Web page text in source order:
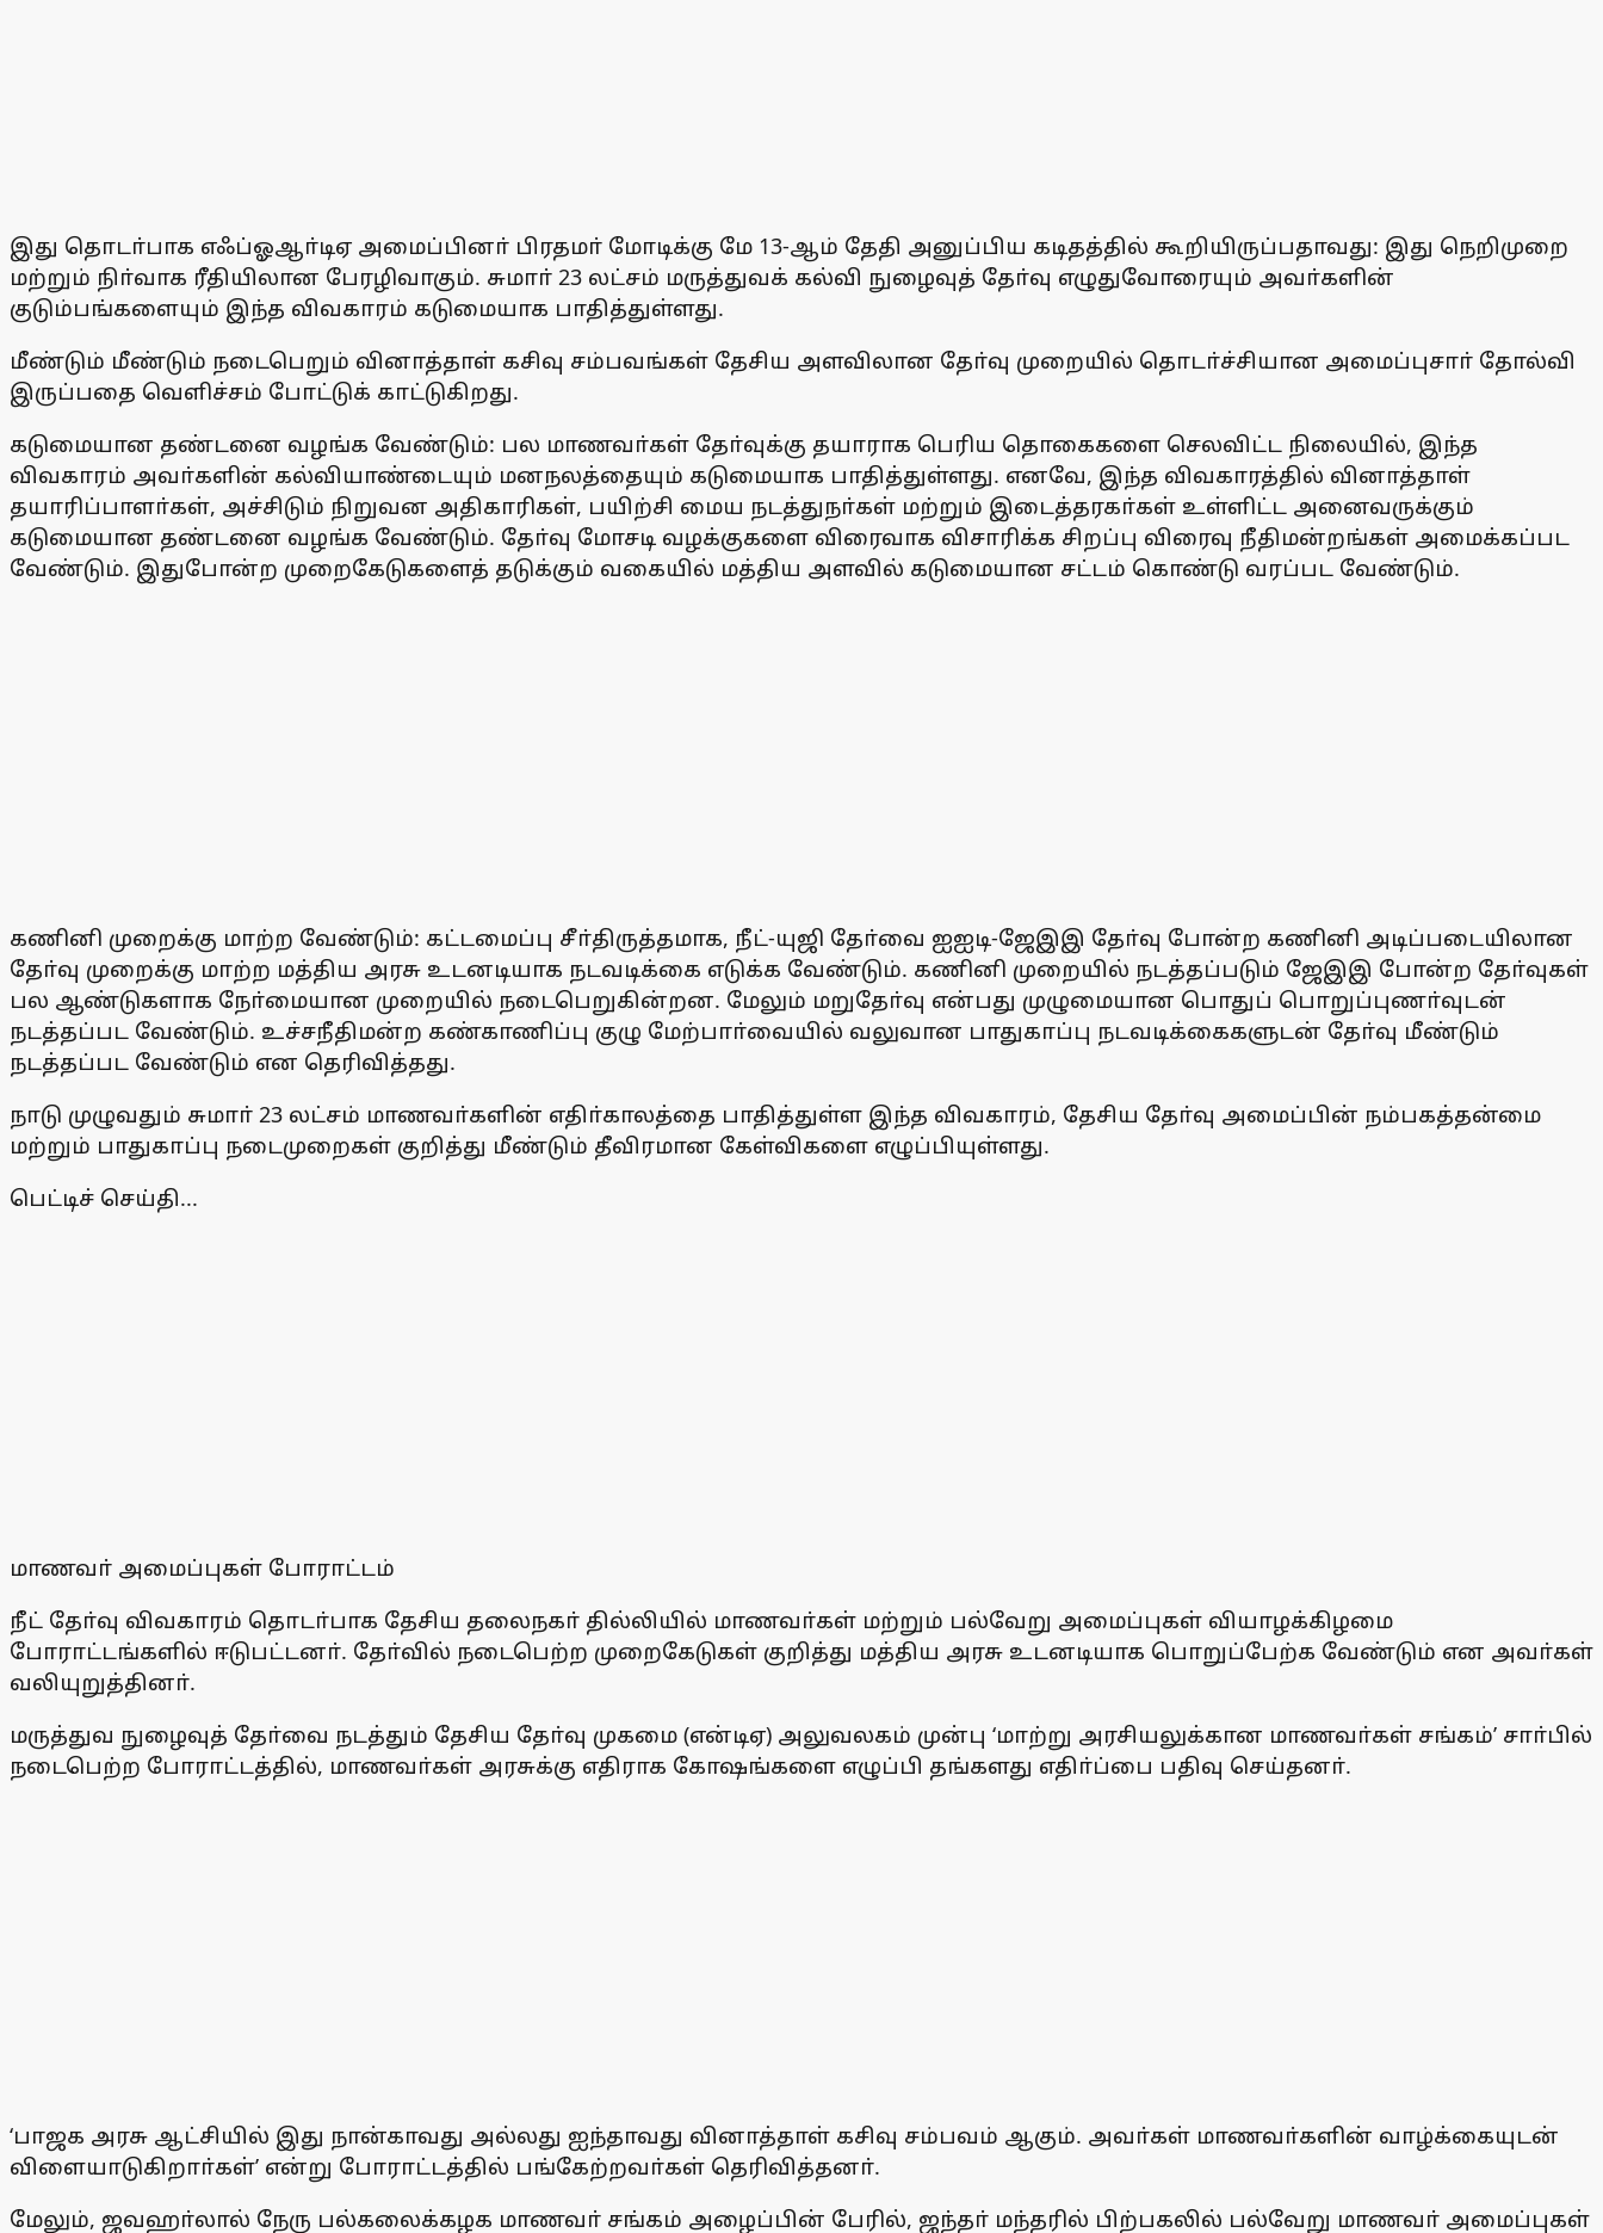
இது தொடா்பாக எஃப்ஓஆா்டிஏ அமைப்பினா் பிரதமா் மோடிக்கு மே 13-ஆம் தேதி அனுப்பிய கடிதத்தில் கூறியிருப்பதாவது: இது நெறிமுறை
மற்றும் நிா்வாக ரீதியிலான பேரழிவாகும். சுமாா் 23 லட்சம் மருத்துவக் கல்வி நுழைவுத் தோ்வு எழுதுவோரையும் அவா்களின்
குடும்பங்களையும் இந்த விவகாரம் கடுமையாக பாதித்துள்ளது.
மீண்டும் மீண்டும் நடைபெறும் வினாத்தாள் கசிவு சம்பவங்கள் தேசிய அளவிலான தோ்வு முறையில் தொடா்ச்சியான அமைப்புசாா் தோல்வி
இருப்பதை வெளிச்சம் போட்டுக் காட்டுகிறது.
கடுமையான தண்டனை வழங்க வேண்டும்: பல மாணவா்கள் தோ்வுக்கு தயாராக பெரிய தொகைகளை செலவிட்ட நிலையில், இந்த
விவகாரம் அவா்களின் கல்வியாண்டையும் மனநலத்தையும் கடுமையாக பாதித்துள்ளது. எனவே, இந்த விவகாரத்தில் வினாத்தாள்
தயாரிப்பாளா்கள், அச்சிடும் நிறுவன அதிகாரிகள், பயிற்சி மைய நடத்துநா்கள் மற்றும் இடைத்தரகா்கள் உள்ளிட்ட அனைவருக்கும்
கடுமையான தண்டனை வழங்க வேண்டும். தோ்வு மோசடி வழக்குகளை விரைவாக விசாரிக்க சிறப்பு விரைவு நீதிமன்றங்கள் அமைக்கப்பட
வேண்டும். இதுபோன்ற முறைகேடுகளைத் தடுக்கும் வகையில் மத்திய அளவில் கடுமையான சட்டம் கொண்டு வரப்பட வேண்டும்.
கணினி முறைக்கு மாற்ற வேண்டும்: கட்டமைப்பு சீா்திருத்தமாக, நீட்-யுஜி தோ்வை ஐஐடி-ஜேஇஇ தோ்வு போன்ற கணினி அடிப்படையிலான
தோ்வு முறைக்கு மாற்ற மத்திய அரசு உடனடியாக நடவடிக்கை எடுக்க வேண்டும். கணினி முறையில் நடத்தப்படும் ஜேஇஇ போன்ற தோ்வுகள்
பல ஆண்டுகளாக நோ்மையான முறையில் நடைபெறுகின்றன. மேலும் மறுதோ்வு என்பது முழுமையான பொதுப் பொறுப்புணா்வுடன்
நடத்தப்பட வேண்டும். உச்சநீதிமன்ற கண்காணிப்பு குழு மேற்பாா்வையில் வலுவான பாதுகாப்பு நடவடிக்கைகளுடன் தோ்வு மீண்டும்
நடத்தப்பட வேண்டும் என தெரிவித்தது.
நாடு முழுவதும் சுமாா் 23 லட்சம் மாணவா்களின் எதிா்காலத்தை பாதித்துள்ள இந்த விவகாரம், தேசிய தோ்வு அமைப்பின் நம்பகத்தன்மை
மற்றும் பாதுகாப்பு நடைமுறைகள் குறித்து மீண்டும் தீவிரமான கேள்விகளை எழுப்பியுள்ளது.
பெட்டிச் செய்தி...
மாணவா் அமைப்புகள் போராட்டம்
நீட் தோ்வு விவகாரம் தொடா்பாக தேசிய தலைநகா் தில்லியில் மாணவா்கள் மற்றும் பல்வேறு அமைப்புகள் வியாழக்கிழமை
போராட்டங்களில் ஈடுபட்டனா். தோ்வில் நடைபெற்ற முறைகேடுகள் குறித்து மத்திய அரசு உடனடியாக பொறுப்பேற்க வேண்டும் என அவா்கள்
வலியுறுத்தினா்.
மருத்துவ நுழைவுத் தோ்வை நடத்தும் தேசிய தோ்வு முகமை (என்டிஏ) அலுவலகம் முன்பு ‘மாற்று அரசியலுக்கான மாணவா்கள் சங்கம்’ சாா்பில்
நடைபெற்ற போராட்டத்தில், மாணவா்கள் அரசுக்கு எதிராக கோஷங்களை எழுப்பி தங்களது எதிா்ப்பை பதிவு செய்தனா்.
‘பாஜக அரசு ஆட்சியில் இது நான்காவது அல்லது ஐந்தாவது வினாத்தாள் கசிவு சம்பவம் ஆகும். அவா்கள் மாணவா்களின் வாழ்க்கையுடன்
விளையாடுகிறாா்கள்’ என்று போராட்டத்தில் பங்கேற்றவா்கள் தெரிவித்தனா்.
மேலும், ஜவஹா்லால் நேரு பல்கலைக்கழக மாணவா் சங்கம் அழைப்பின் பேரில், ஜந்தா் மந்தரில் பிற்பகலில் பல்வேறு மாணவா் அமைப்புகள்